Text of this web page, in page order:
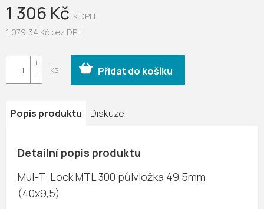
1 306 Kč
1 079,34 Kč bez DPH
cena:
Přidat do košíku
Popis produktu Diskuze
Detailní popis produktu
Mul-T-Lock MTL 300 půlvložka 49,5mm
(40x9,5)